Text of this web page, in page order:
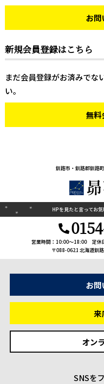
新規会員登録はこちら
まだ会員登録がお済みでな
い。
無料
お問
釧路市・釧路郡釧路
HPを見たと言ってお
営業時間：10:00〜18:00
定休
〒088-0621 北海道釧
お問
来
オン
SNSを